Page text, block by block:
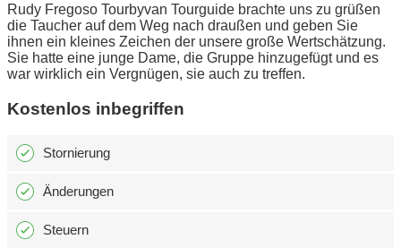
Rudy Fregoso Tourbyvan Tourguide brachte uns zu grüßen
die Taucher auf dem Weg nach draußen und geben Sie
ihnen ein kleines Zeichen der unsere große Wertschätzung.
Sie hatte eine junge Dame, die Gruppe hinzugefügt und es
war wirklich ein Vergnügen, sie auch zu treffen.
Kostenlos inbegriffen
Stornierung
Änderungen
Steuern